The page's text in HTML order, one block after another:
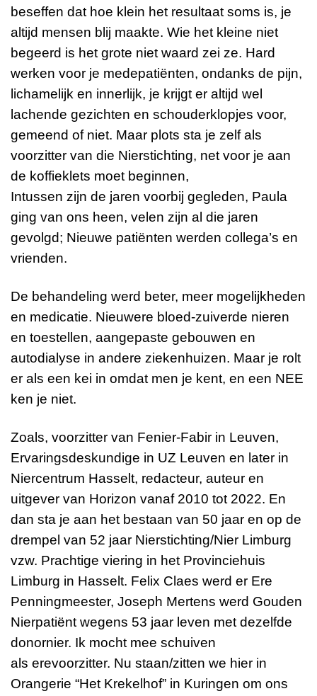
beseffen dat hoe klein het resultaat soms is, je
altijd mensen blij maakte. Wie het kleine niet
begeerd is het grote niet waard zei ze. Hard
werken voor je medepatiënten, ondanks de pijn,
lichamelijk en innerlijk, je krijgt er altijd wel
lachende gezichten en schouderklopjes voor,
gemeend of niet. Maar plots sta je zelf als
voorzitter van die Nierstichting, net voor je aan
de koffieklets moet beginnen,
Intussen zijn de jaren voorbij gegleden, Paula
ging van ons heen, velen zijn al die jaren
gevolgd; Nieuwe patiënten werden collega’s en
vrienden.
De behandeling werd beter, meer mogelijkheden
en medicatie. Nieuwere bloed-zuiverde nieren
en toestellen, aangepaste gebouwen en
autodialyse in andere ziekenhuizen. Maar je rolt
er als een kei in omdat men je kent, en een NEE
ken je niet.
Zoals, voorzitter van Fenier-Fabir in Leuven,
Ervaringsdeskundige in UZ Leuven en later in
Niercentrum Hasselt, redacteur, auteur en
uitgever van Horizon vanaf 2010 tot 2022. En
dan sta je aan het bestaan van 50 jaar en op de
drempel van 52 jaar Nierstichting/Nier Limburg
vzw. Prachtige viering in het Provinciehuis
Limburg in Hasselt. Felix Claes werd er Ere
Penningmeester, Joseph Mertens werd Gouden
Nierpatiënt wegens 53 jaar leven met dezelfde
donornier. Ik mocht mee schuiven
als erevoorzitter. Nu staan/zitten we hier in
Orangerie “Het Krekelhof” in Kuringen om ons